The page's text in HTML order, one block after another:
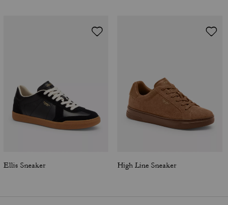
Ellis Sneaker High Line Sneaker